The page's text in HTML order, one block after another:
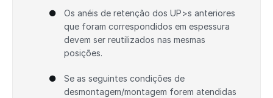
Os anéis de retenção dos UP>s anteriores
que foram correspondidos em espessura
devem ser reutilizados nas mesmas
posições.
Se as seguintes condições de
desmontagem/montagem forem atendidas